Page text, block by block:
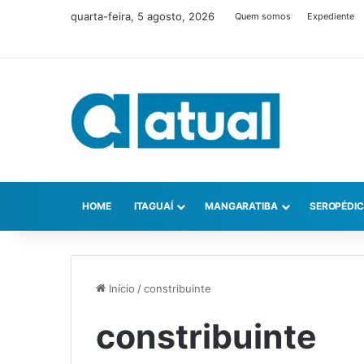
quarta-feira, 5 agosto, 2026 Quem somos Expediente
HOME ITAGUAÍ MANGARATIBA
Início /constribuinte
constribuinte